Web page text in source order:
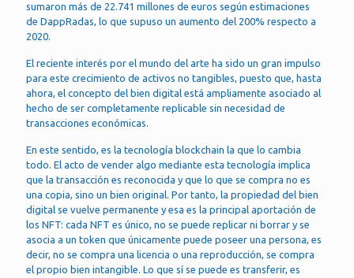
sumaron más de 22.741 millones de euros según estimaciones
de DappRadas, lo que supuso un aumento del 200% respecto a
2020.
El reciente interés por el mundo del arte ha sido un gran impulso
para este crecimiento de activos no tangibles, puesto que, hasta
ahora, el concepto del bien digital está ampliamente asociado al
hecho de ser completamente replicable sin necesidad de
transacciones económicas.
En este sentido, es la tecnología blockchain la que lo cambia
todo. El acto de vender algo mediante esta tecnología implica
que la transacción es reconocida y que lo que se compra no es
una copia, sino un bien original. Por tanto, la propiedad del bien
digital se vuelve permanente y esa es la principal aportación de
los NFT: cada NFT es único, no se puede replicar ni borrar y se
asocia a un token que únicamente puede poseer una persona, es
decir, no se compra una licencia o una reproducción, se compra
el propio bien intangible. Lo que sí se puede es transferir, es